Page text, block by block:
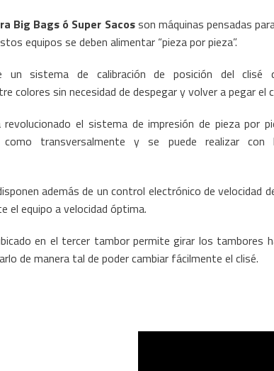
Big Bags ó Super Sacosson máquinas pensadas
equipos se deben alimentar “pieza por pieza”.
un sistema de calibración de posición del clisé
colores sin necesidad de despegar y volver a pegar el
el sistema de impresión de pieza por
transversalmente y se puede realizar con
además de un control electrónico de velocidad
el equipo a velocidad óptima.
en el tercer tambor permite girar los tambores
de manera tal de poder cambiar fácilmente el clisé.